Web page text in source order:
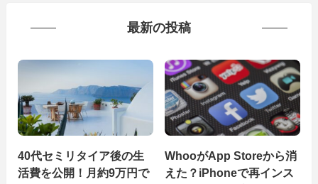
最新の投稿
40代セミリタイア後の生
活費を公開！月約9万円で
WhooがApp Storeから消
えた？iPhoneで再インス